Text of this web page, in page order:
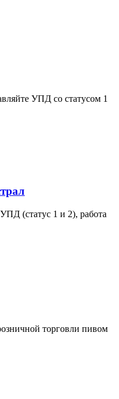
УПД со статусом 1
УПД (статус 1 и 2), работа
торговли пивом